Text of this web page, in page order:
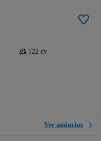
122 cv
Ver anúncios